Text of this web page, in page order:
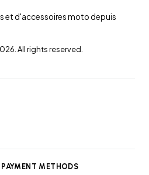
et d'accessoires moto depuis
All rights reserved.
METHODS